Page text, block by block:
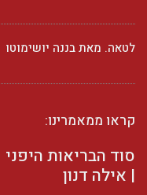
לטאה. מאת בננה יושימוטו
קראו ממאמרינו:
סוד הבריאות
| אילה דנון